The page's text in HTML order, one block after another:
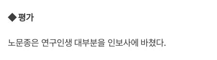
◆ 평가
노문종은 연구인생 대부분을 인보사에 바쳤다.